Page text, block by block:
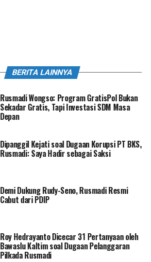
BERITA LAINNYA
Rusmadi Wongso: Program GratisPol Bukan
Sekadar Gratis, Tapi Investasi SDM Masa
Depan
Dipanggil Kejati soal Dugaan Korupsi PT BKS,
Rusmadi: Saya Hadir sebagai Saksi
Demi Dukung Rudy-Seno, Rusmadi Resmi
Cabut dari PDIP
Roy Hedrayanto Dicecar 31 Pertanyaan oleh
Bawaslu Kaltim soal Dugaan Pelanggaran
Pilkada Rusmadi